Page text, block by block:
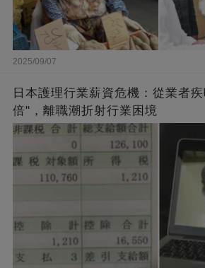
2025/09/07
日本護理行業薪資危機：從業者
倍"，離職潮折射行業困境